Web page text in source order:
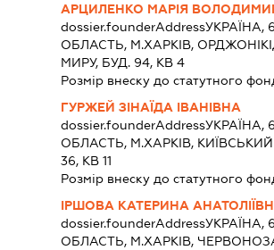
АРЦИЛЕНКО МАРІЯ
dossier.founderAddressУКРАЇНА,
ОБЛАСТЬ, М.ХАРКІВ,
МИРУ, БУД. 94, КВ 4
Розмір внеску до статутного
ГУРЖЕЙ ЗІНАЇДА ІВАНІВНА
dossier.founderAddressУКРАЇНА,
ОБЛАСТЬ, М.ХАРКІВ,
36, КВ 11
Розмір внеску до статутного
ІРШОВА КАТЕРИНА
dossier.founderAddressУКРАЇНА,
ОБЛАСТЬ, М.ХАРКІВ,